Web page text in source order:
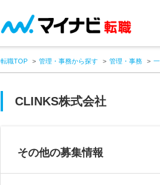
転職TOP 管理・事務から探す 管理・事務
CLINKS株式会社
その他の募集情報